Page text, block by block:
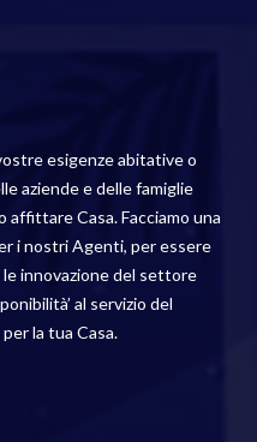
esigenze abitative o
aziende e delle famiglie
affittare Casa. Facciamo una
i nostri Agenti, per essere
innovazione del settore
al servizio del
la tua Casa.